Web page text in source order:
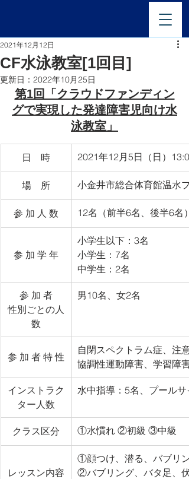
CF水泳教室[1回目]
2021年12月12日
更新日： 2022年10月25日
第1回「クラウドファンディン
グで実現した発達障害児向け水
泳教室」
​日　時 2021年12月5日（日）
場　所 小金井市総合体育館温水プ
​参 加 人 数 12名（前半6名、後半6名）
​参 加 学 年
小学生以下：3名
小学生：7名
中学生：2名
​参 加 者
性別ごとの人
数
男10名、女2名
参 加 者 特 性
自閉スペクトラム症、注
協調性運動障害、学習障
インストラク
ター人数
水中指導：5名、プールサ
クラス区分 ①水慣れ ②初級 ③中級
レッスン内容
①顔つけ、潜る、バブリ
②バブリング、バタ足、